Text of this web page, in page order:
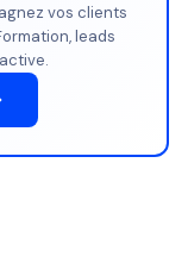
vos clients
leads